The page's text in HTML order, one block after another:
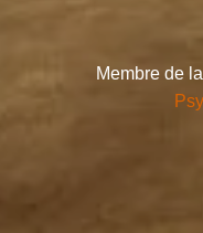
Membre de la